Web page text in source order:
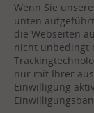
Wenn Sie
unten
die Webseiten
nicht unbedingt
nur mit Ihrer
Einwilligung